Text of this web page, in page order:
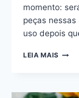
momento:
peças
uso depois
LEIA MAIS LOOKS
PARA